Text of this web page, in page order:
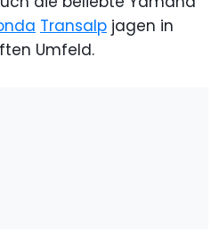
Transalp jagen in
Umfeld.